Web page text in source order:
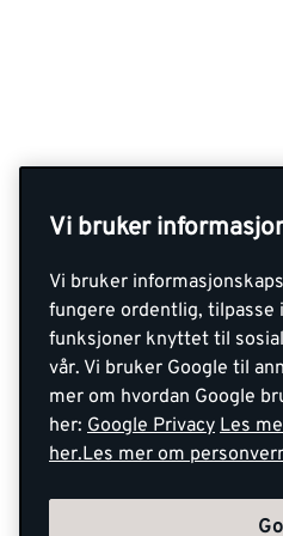
Vi bruker
Vi bruker
fungere ordentlig, tilpasse
funksjoner knyttet til
vår. Vi bruker Google til
mer om hvordan Google
her: Google Privacy Les
her.Les mer om